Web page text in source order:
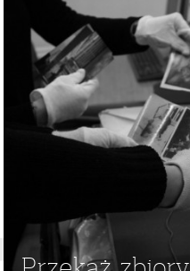
OPÓR SPOŁECZNY